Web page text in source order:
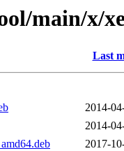
main/x/
Last
2014-
2014-
2017-